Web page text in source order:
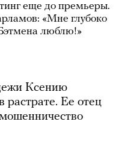
еще до премьеры.
«Мне глубоко
люблю!»
Ксению
растрате. Ее отец